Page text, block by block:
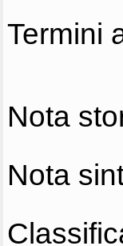
Termini
Nota
Nota